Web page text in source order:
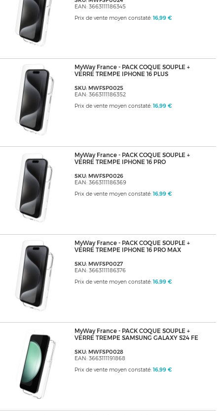
EAN: 3663111186345
Prix de vente moyen constaté: 16,99 €
MyWay France - PACK COQUE SOUPLE +
VERRE TREMPE IPHONE 16 PLUS
SKU: MWFSP0025
EAN: 3663111186352
Prix de vente moyen constaté: 16,99 €
MyWay France - PACK COQUE SOUPLE +
VERRE TREMPE IPHONE 16 PRO
SKU: MWFSP0026
EAN: 3663111186369
Prix de vente moyen constaté: 16,99 €
MyWay France - PACK COQUE SOUPLE +
VERRE TREMPE IPHONE 16 PRO MAX
SKU: MWFSP0027
EAN: 3663111186376
Prix de vente moyen constaté: 16,99 €
MyWay France - PACK COQUE SOUPLE +
VERRE TREMPE SAMSUNG GALAXY S24 FE
SKU: MWFSP0028
EAN: 3663111191868
Prix de vente moyen constaté: 16,99 €